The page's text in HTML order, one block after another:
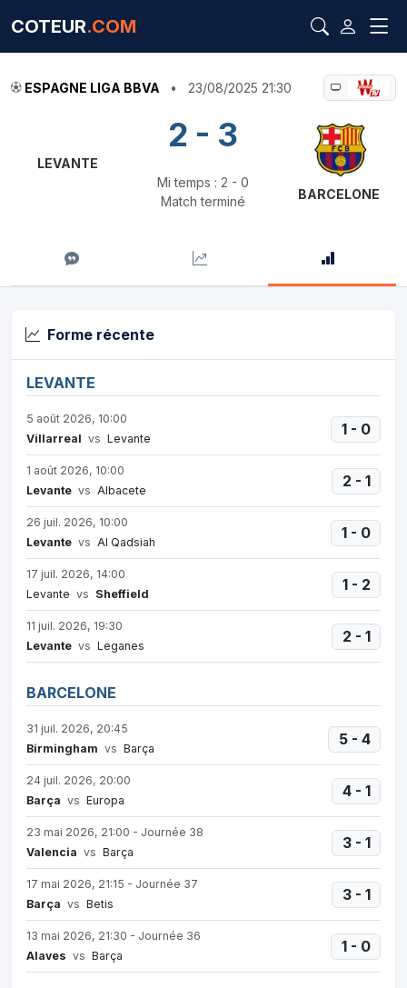
COTEUR.COM
ESPAGNE LIGA BBVA • 23/08/2025 21:30
LEVANTE
2 - 3
Mi temps : 2 - 0
Match terminé
BARCELONE
Forme récente
LEVANTE
5 août 2026, 10:00
Villarreal vs Levante
1 - 0
1 août 2026, 10:00
Levante vs Albacete
2 - 1
26 juil. 2026, 10:00
Levante vs Al Qadsiah
1 - 0
17 juil. 2026, 14:00
Levante vs Sheffield
1 - 2
11 juil. 2026, 19:30
Levante vs Leganes
2 - 1
BARCELONE
31 juil. 2026, 20:45
Birmingham vs Barça
5 - 4
24 juil. 2026, 20:00
Barça vs Europa
4 - 1
23 mai 2026, 21:00 - Journée 38
Valencia vs Barça
3 - 1
17 mai 2026, 21:15 - Journée 37
Barça vs Betis
3 - 1
13 mai 2026, 21:30 - Journée 36
Alaves vs Barça
1 - 0